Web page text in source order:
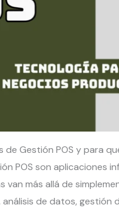
de Gestión POS y para
POS son aplicaciones
van más allá de
de datos, gestión